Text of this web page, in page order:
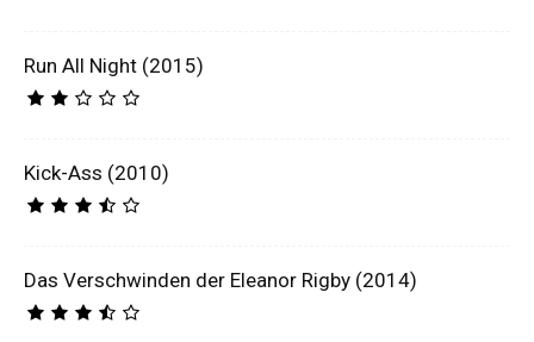
Run All Night (2015)
Kick-Ass (2010)
Das Verschwinden der Eleanor Rigby (2014)